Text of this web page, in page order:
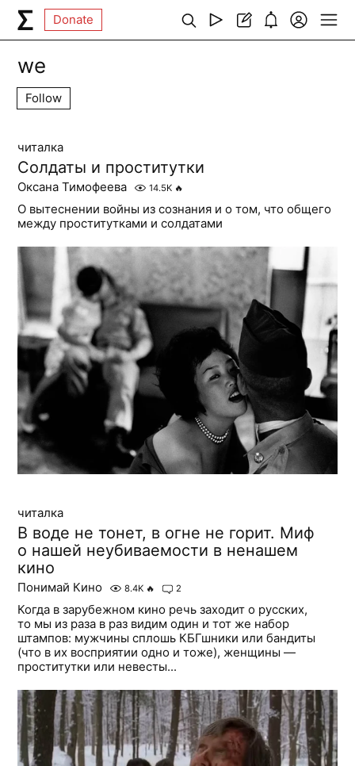
Donate
we
Follow
читалка
Солдаты и проститутки
Оксана Тимофеева 14.5K 🔥
О вытеснении войны из сознания и о том, что общего
между проститутками и солдатами
читалка
В воде не тонет, в огне не горит. Миф
о нашей неубиваемости в ненашем
кино
Понимай Кино 8.4K 🔥 2
Когда в зарубежном кино речь заходит о русских,
то мы из раза в раз видим один и тот же набор
штампов: мужчины сплошь КБГшники или бандиты
(что в их восприятии одно и тоже), женщины —
проститутки или невесты...